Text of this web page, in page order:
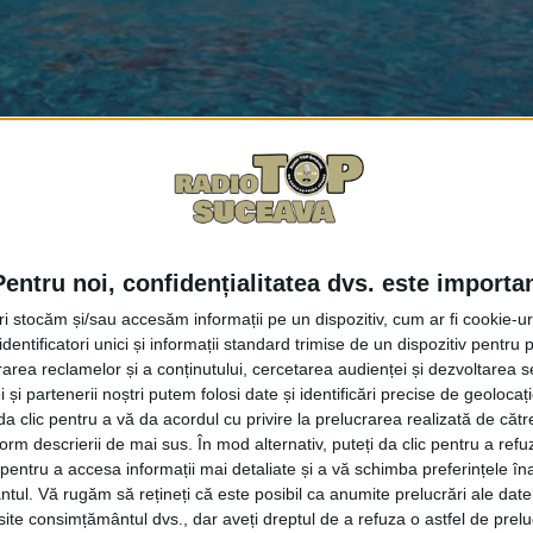
noi, confidențialitatea dvs. este
stocăm și/sau accesăm informații pe un dispozitiv, cum ar fi cookie-
unici și informații standard trimise de un dispozitiv pentru
reclamelor și a conținutului, cercetarea audienței și dezvoltarea
și partenerii noștri putem folosi date și identificări precise de
clic pentru a vă da acordul cu privire la prelucrarea realizată de
descrierii de mai sus. În mod alternativ, puteți da clic pentru a
a accesa informații mai detaliate și a vă schimba preferințele
Vă rugăm să rețineți că este posibil ca anumite prelucrări ale
consimțământul dvs., dar aveți dreptul de a refuza o astfel de
prin licitație, un teren în suprafață de 3,5 hectare
la Radio Top, că terenul este situat la
un spațiu de agrement impunător de tip aquapark.
din Masivul Rarău. Turiștii vor să se relaxeze, vor
investiția ar urma să fie realizată printr-un proiect
Negură